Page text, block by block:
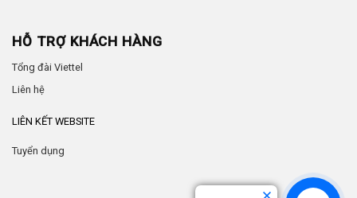
HỖ TRỢ KHÁCH HÀNG
Tổng đài Viettel
Liên hệ
LIÊN KẾT WEBSITE
Tuyển dụng